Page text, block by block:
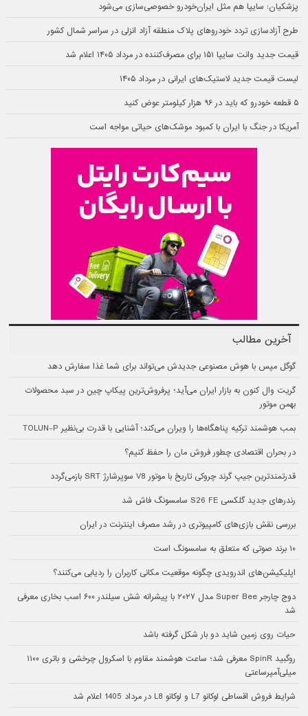
پزشکیان: سایپا هم مثل ایران‌خودرو خصوصی‌سازی می‌شود
طرح آزادسازی تردد خودروهای پلاک منطقه آزاد انزلی در سراسر شمال کشور
قیمت جدید وانت سایپا ۱۵۱ برای مصرف‌کننده در مرداد ۱۴۰۵ اعلام شد
لیست قیمت جدید لاستیک‌های ایرانی در مرداد ۱۴۰۵
۵ قطعه خودرو که باید در ۹۶ هزار کیلومتر عوض کنید
آمریکا در جنگ با ایران با کمبود موشک‌های حیاتی مواجه است
آخرین مطالب
گوگل مپس با هوش مصنوعی جدیدش می‌تواند برای شما غذا سفارش دهد
گریت وال کنون به بازار ایران می‌آید؛ پرفروش‌ترین پیکاپ چین در سبد محصولات
بهمن موتور
بمب هوشمند ترکیه پناهگاه‌ها را ویران می‌کند؛ آشنایی با قدرت بی‌نظیر TOLUN-P
در بحران اقتصادی چطور فروش مان را حفظ کنیم؟
قدرتمندترین جیپ گرند چروکی تاریخ با موتور V8 سوپرشارژ SRT بازمی‌گردد
رندرهای جدید گلکسی S26 FE سامسونگ فاش شد
بررسی نقش بازی‌های کامپیوتری در رشد مصرف اینترنت در ایران
۱۰ برند صوتی که متعلق به سامسونگ است
اپلیکیشن‌های اندرویدی چگونه موقعیت مکانی کاربران را ردیابی می‌کنند؟
دوج چارجر Super Bee مدل ۲۰۲۷ با پیشرانه شش سیلندر ۶۰۰ اسب بخاری معرفی
شد
حیات روی زمین شاید دو بار شکل گرفته باشد
روگبید SpinR معرفی شد؛ ساعت هوشمند مقاوم با اسکرول چرخشی و باتری ۱۱۰۰
میلی‌آمپرساعتی
شرایط فروش اقساطی لوکانو L7 و لوکانو L8 در مرداد 1405 اعلام شد